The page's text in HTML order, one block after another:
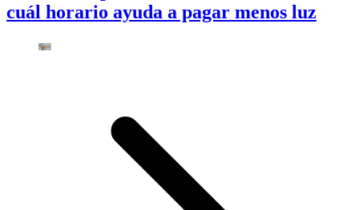
cuál horario ayuda a pagar menos luz